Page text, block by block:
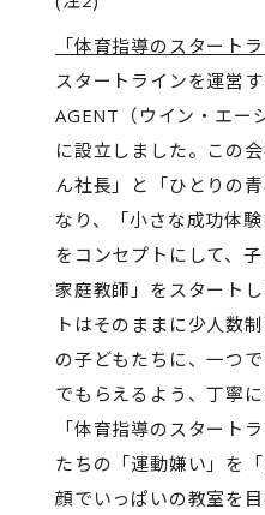
「体育指導のスタート
スタートラインを運営
AGENT（ウイン・エー
に設立しました。この
ん社長」と「ひとりの
なり、「小さな成功体
をコンセプトにして、
家庭教師」をスタート
トはそのままに少人数
の子どもたちに、一つ
でもらえるよう、丁寧
「体育指導のスタート
たちの「運動嫌い」を
顔でいっぱいの教室を